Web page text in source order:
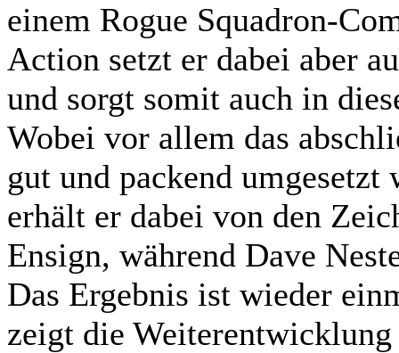
einem Rogue Squadron-
Action setzt er dabei aber
und sorgt somit auch in
Wobei vor allem das
gut und packend
erhält er dabei von den
Ensign, während Dave
Das Ergebnis ist wieder
zeigt die